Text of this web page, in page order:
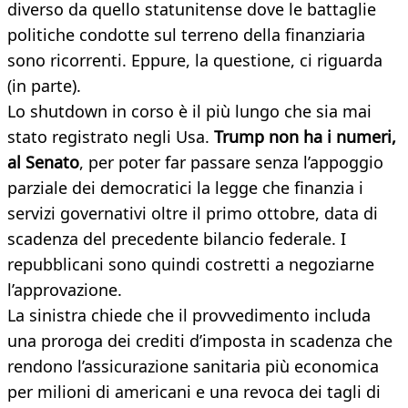
diverso da quello statunitense dove le battaglie
politiche condotte sul terreno della finanziaria
sono ricorrenti. Eppure, la questione, ci riguarda
(in parte).
Lo shutdown in corso è il più lungo che sia mai
stato registrato negli Usa. Trump non ha i numeri,
al Senato, per poter far passare senza l’appoggio
parziale dei democratici la legge che finanzia i
servizi governativi oltre il primo ottobre, data di
scadenza del precedente bilancio federale. I
repubblicani sono quindi costretti a negoziarne
l’approvazione.
La sinistra chiede che il provvedimento includa
una proroga dei crediti d’imposta in scadenza che
rendono l’assicurazione sanitaria più economica
per milioni di americani e una revoca dei tagli di